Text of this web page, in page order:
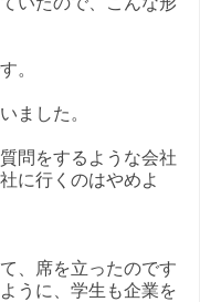
。
ました。
問をするような会社
に行くのはやめよ
、席を立ったのです
うに、学生も企業を